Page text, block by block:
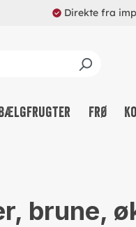
Direkte fra
Frø
brune,